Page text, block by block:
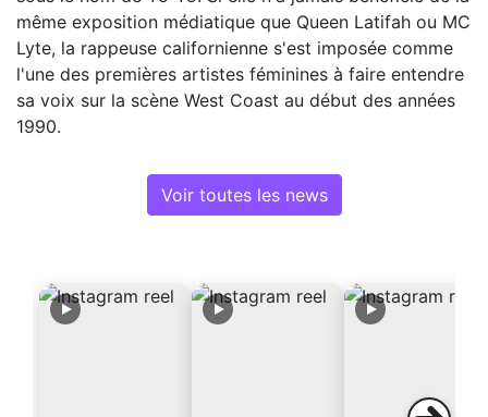
même exposition médiatique que Queen Latifah ou MC
Lyte, la rappeuse californienne s'est imposée comme
l'une des premières artistes féminines à faire entendre
sa voix sur la scène West Coast au début des années
1990.
Voir toutes les news